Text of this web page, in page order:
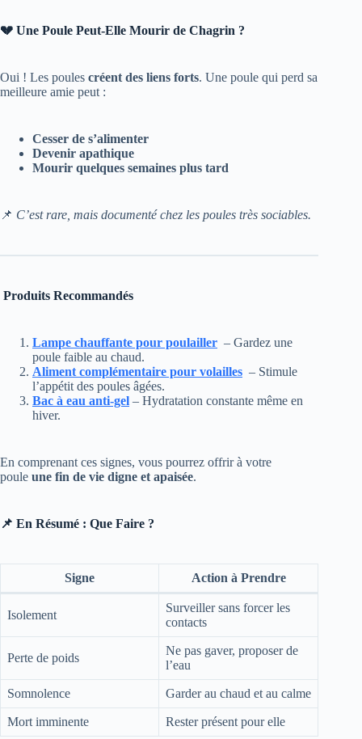
💔 Une Poule Peut-Elle Mourir de Chagrin ?
Oui ! Les poules créent des liens forts. Une poule qui perd sa
meilleure amie peut :
Cesser de s’alimenter
Devenir apathique
Mourir quelques semaines plus tard
📌 C’est rare, mais documenté chez les poules très sociables.
Produits Recommandés
Lampe chauffante pour poulailler – Gardez une
poule faible au chaud.
Aliment complémentaire pour volailles – Stimule
l’appétit des poules âgées.
Bac à eau anti-gel – Hydratation constante même en
hiver.
En comprenant ces signes, vous pourrez offrir à votre
poule une fin de vie digne et apaisée.
📌 En Résumé : Que Faire ?
Signe Action à Prendre
Isolement
Surveiller sans forcer les
contacts
Perte de poids
Ne pas gaver, proposer de
l’eau
Somnolence Garder au chaud et au calme
Mort imminente Rester présent pour elle